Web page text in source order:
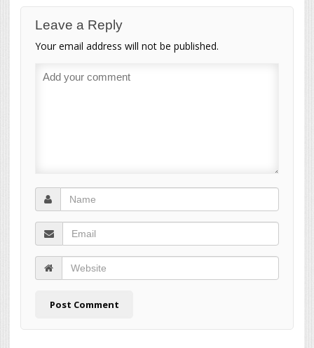
Leave a Reply
Your email address will not be published.